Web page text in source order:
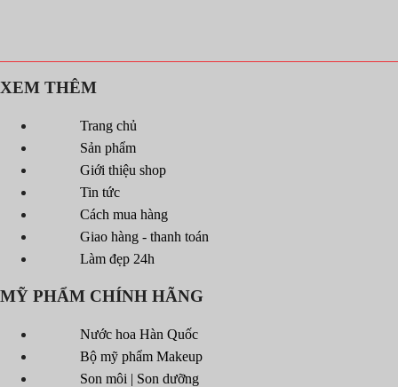
XEM THÊM
Trang chủ
Sản phẩm
Giới thiệu shop
Tin tức
Cách mua hàng
Giao hàng - thanh toán
Làm đẹp 24h
MỸ PHẨM CHÍNH HÃNG
Nước hoa Hàn Quốc
Bộ mỹ phẩm Makeup
Son môi | Son dưỡng